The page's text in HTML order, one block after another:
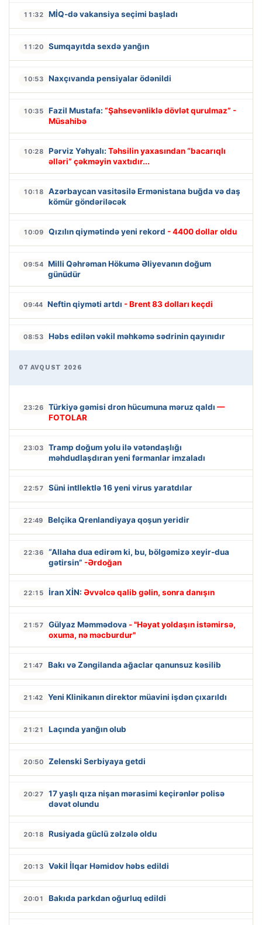
11:32 MİQ-də vakansiya seçimi başladı
11:20 Sumqayıtda sexdə yanğın
10:53 Naxçıvanda pensiyalar ödənildi
10:35 Fazil Mustafa: “Şahsevənliklə dövlət qurulmaz” -
Müsahibə
10:28 Pərviz Yəhyalı: Təhsilin yaxasından “bacarıqlı
əlləri” çəkməyin vaxtıdır...
10:18
Azərbaycan vasitəsilə Ermənistana buğda və daş
kömür göndəriləcək
10:09 Qızılın qiymətində yeni rekord - 4400 dollar oldu
09:54 Milli Qəhrəman Hökumə Əliyevanın doğum
günüdür
09:44 Neftin qiyməti artdı - Brent 83 dolları keçdi
08:53 Həbs edilən vəkil məhkəmə sədrinin qayınıdır
07 AVQUST 2026
23:26 Türkiyə gəmisi dron hücumuna məruz qaldı —
FOTOLAR
23:03
Tramp doğum yolu ilə vətəndaşlığı
məhdudlaşdıran yeni fərmanlar imzaladı
22:57 Süni intllektlə 16 yeni virus yaratdılar
22:49 Belçika Qrenlandiyaya qoşun yeridir
22:36
“Allaha dua edirəm ki, bu, bölgəmizə xeyir-dua
gətirsin” -Ərdoğan
22:15 İran XİN: Əvvəlcə qalib gəlin, sonra danışın
21:57 Gülyaz Məmmədova - "Həyat yoldaşın istəmirsə,
oxuma, nə məcburdur"
21:47 Bakı və Zəngilanda ağaclar qanunsuz kəsilib
21:42 Yeni Klinikanın direktor müavini işdən çıxarıldı
21:21 Laçında yanğın olub
20:50 Zelenski Serbiyaya getdi
20:27
17 yaşlı qıza nişan mərasimi keçirənlər polisə
dəvət olundu
20:18 Rusiyada güclü zəlzələ oldu
20:13 Vəkil İlqar Həmidov həbs edildi
20:01 Bakıda parkdan oğurluq edildi